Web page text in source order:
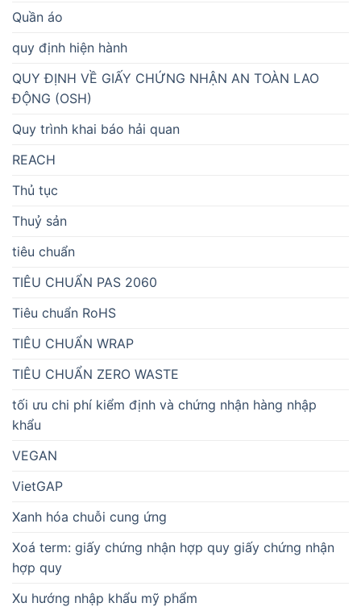
Quần áo
quy định hiện hành
QUY ĐỊNH VỀ GIẤY CHỨNG NHẬN AN TOÀN LAO
ĐỘNG (OSH)
Quy trình khai báo hải quan
REACH
Thủ tục
Thuỷ sản
tiêu chuẩn
TIÊU CHUẨN PAS 2060
Tiêu chuẩn RoHS
TIÊU CHUẨN WRAP
TIÊU CHUẨN ZERO WASTE
tối ưu chi phí kiểm định và chứng nhận hàng nhập
khẩu
VEGAN
VietGAP
Xanh hóa chuỗi cung ứng
Xoá term: giấy chứng nhận hợp quy giấy chứng nhận
hợp quy
Xu hướng nhập khẩu mỹ phẩm